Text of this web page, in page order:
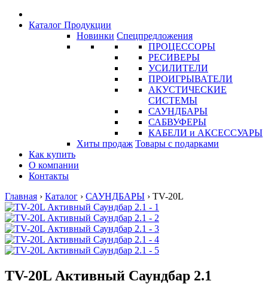
Каталог Продукции
Новинки Спецпредложения
ПРОЦЕССОРЫ
РЕСИВЕРЫ
УСИЛИТЕЛИ
ПРОИГРЫВАТЕЛИ
АКУСТИЧЕСКИЕ
СИСТЕМЫ
САУНДБАРЫ
САБВУФЕРЫ
КАБЕЛИ и АКСЕССУАРЫ
Хиты продаж Товары с подарками
Как купить
О компании
Контакты
Главная › Каталог › САУНДБАРЫ › TV-20L
TV-20L Активный Саундбар 2.1